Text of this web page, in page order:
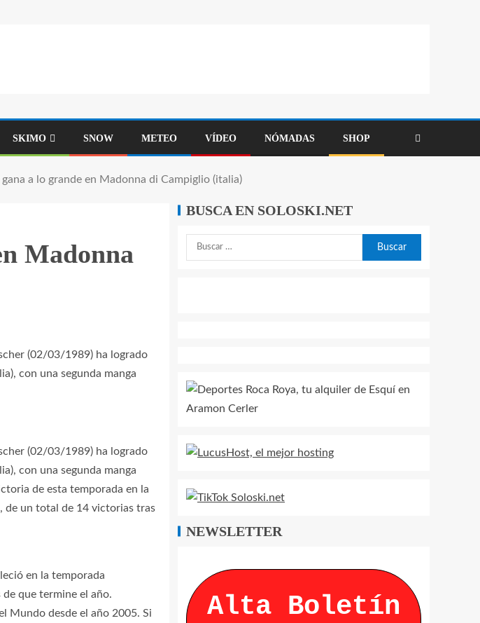
SKIMO SNOW METEO VÍDEO NÓMADAS SHOP
a lo grande en Madonna di Campiglio (italia)
Madonna
(02/03/1989) ha logrado
con una segunda manga
(02/03/1989) ha logrado
con una segunda manga
de esta temporada en la
de un total de 14 victorias tras
en la temporada
que termine el año.
Mundo desde el año 2005. Si
BUSCA EN SOLOSKI.NET
NEWSLETTER
Alta Boletín